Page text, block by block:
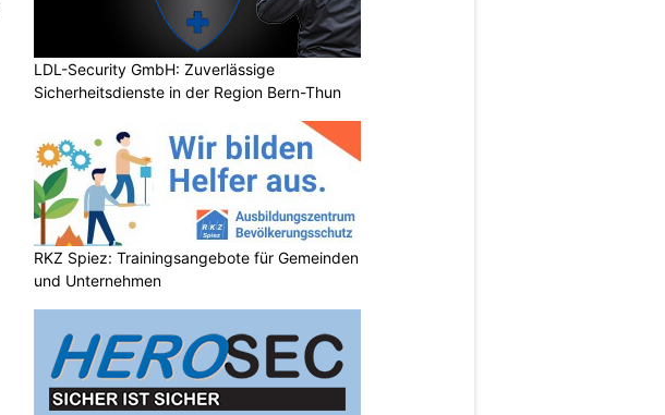
LDL-Security GmbH: Zuverlässige
Sicherheitsdienste in der Region Bern-Thun
RKZ Spiez: Trainingsangebote für Gemeinden
und Unternehmen